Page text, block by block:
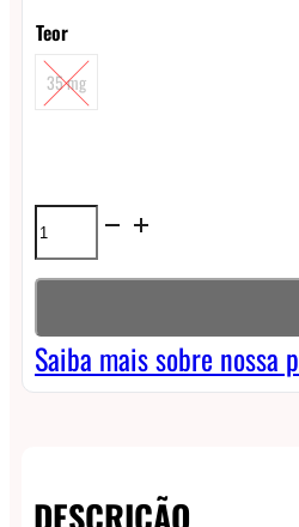
Teor
35 mg
Líquido
Zomo
Podmate
Nicsalt
Saiba mais sobre nossa
DESCRIÇÃO